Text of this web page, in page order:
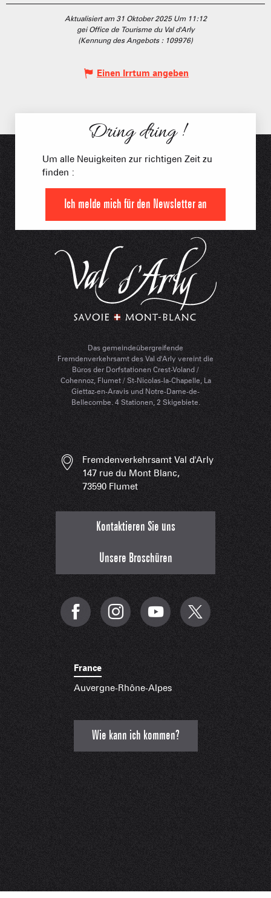
Aktualisiert am 31 Oktober 2025 Um 11:12
gei Office de Tourisme du Val d'Arly
(Kennung des Angebots : 109976)
Einen Irrtum angeben
Das gemeindeübergreifende
Fremdenverkehrsamt des Val d'Arly vereint die
Büros der Dorfstationen Crest-Voland /
Cohennoz, Flumet / St-Nicolas-la-Chapelle, La
Giettaz-en-Aravis und Notre-Dame-de-
Bellecombe. 4 Stationen, 2 Skigebiete.
Dring dring !
Um alle Neuigkeiten zur richtigen Zeit zu
finden :
Ich melde mich für den Newsletter an
Fremdenverkehrsamt Val d'Arly
147 rue du Mont Blanc,
73590 Flumet
Kontaktieren Sie uns
Unsere Broschüren
France
Auvergne-Rhône-Alpes
Wie kann ich kommen?